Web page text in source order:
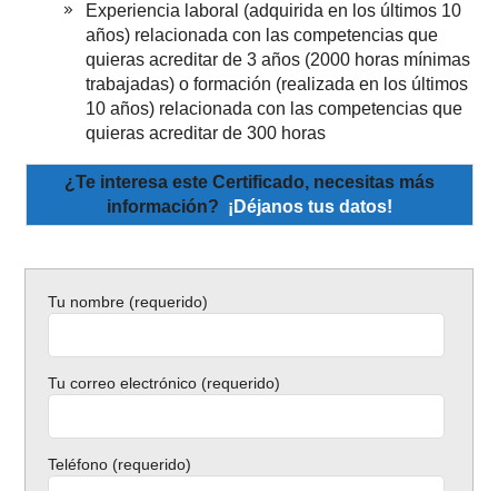
Experiencia laboral (adquirida en los últimos 10
años) relacionada con las competencias que
quieras acreditar de 3 años (2000 horas mínimas
trabajadas) o formación (realizada en los últimos
10 años) relacionada con las competencias que
quieras acreditar de 300 horas
¿Te interesa este Certificado, necesitas más
información? ¡Déjanos tus datos!
Tu nombre (requerido)
Tu correo electrónico (requerido)
Teléfono (requerido)